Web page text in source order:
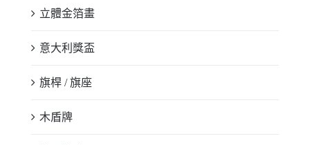
立體金箔畫
意大利獎盃
旗桿 / 旗座
木盾牌